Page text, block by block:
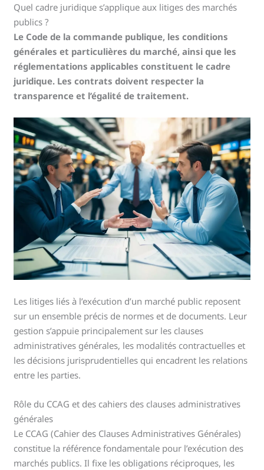
Quel cadre juridique s’applique aux litiges des marchés
publics ?
Le Code de la commande publique, les conditions
générales et particulières du marché, ainsi que les
réglementations applicables constituent le cadre
juridique. Les contrats doivent respecter la
transparence et l’égalité de traitement.
Les litiges liés à l’exécution d’un marché public reposent
sur un ensemble précis de normes et de documents. Leur
gestion s’appuie principalement sur les clauses
administratives générales, les modalités contractuelles et
les décisions jurisprudentielles qui encadrent les relations
entre les parties.
Rôle du CCAG et des cahiers des clauses administratives
générales
Le CCAG (Cahier des Clauses Administratives Générales)
constitue la référence fondamentale pour l’exécution des
marchés publics. Il fixe les obligations réciproques, les